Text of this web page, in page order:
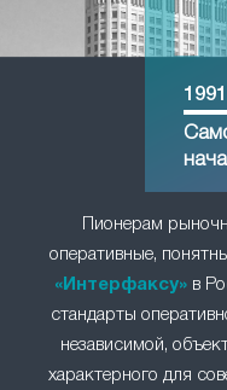
Пионерам
оперативные,
«Интерфаксу» в
стандарты
независимой,
характерного для